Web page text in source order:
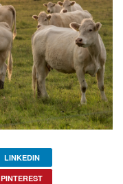
LINKEDIN
PINTEREST